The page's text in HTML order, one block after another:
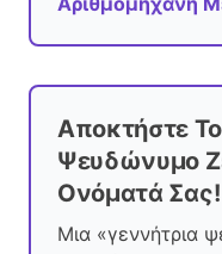
Αποκτήστε
Ψευδώνυμο
Ονόματά Σας!
Μια «γεννήτρια